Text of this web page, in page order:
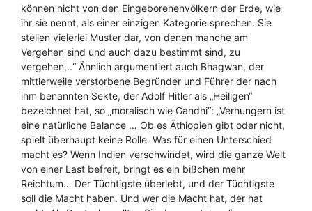
können nicht von den Eingeborenenvölkern der Erde, wie
ihr sie nennt, als einer einzigen Kategorie sprechen. Sie
stellen vielerlei Muster dar, von denen manche am
Vergehen sind und auch dazu bestimmt sind, zu
vergehen,..“ Ähnlich argumentiert auch Bhagwan, der
mittlerweile verstorbene Begründer und Führer der nach
ihm benannten Sekte, der Adolf Hitler als „Heiligen“
bezeichnet hat, so „moralisch wie Gandhi“: „Verhungern ist
eine natürliche Balance … Ob es Äthiopien gibt oder nicht,
spielt überhaupt keine Rolle. Was für einen Unterschied
macht es? Wenn Indien verschwindet, wird die ganze Welt
von einer Last befreit, bringt es ein bißchen mehr
Reichtum… Der Tüchtigste überlebt, und der Tüchtigste
soll die Macht haben. Und wer die Macht hat, der hat